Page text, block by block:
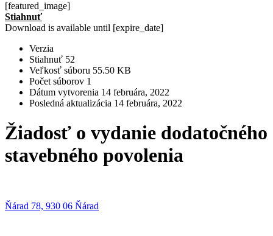
[featured_image]
Stiahnuť
Download is available until [expire_date]
Verzia
Stiahnuť 52
Veľkosť súboru 55.50 KB
Počet súborov 1
Dátum vytvorenia 14 februára, 2022
Posledná aktualizácia 14 februára, 2022
Žiadosť o vydanie dodatočného
stavebného povolenia
Ňárad 78, 930 06 Ňárad